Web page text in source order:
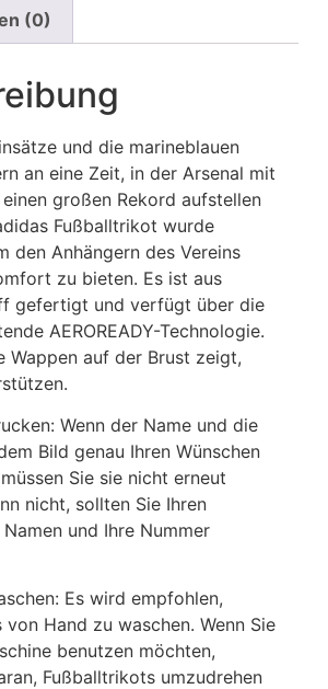
(0)
und die marineblauen
an eine Zeit, in der Arsenal mit
großen Rekord aufstellen
Fußballtrikot wurde
den Anhängern des Vereins
zu bieten. Es ist aus
gefertigt und verfügt über die
AEROREADY-Technologie.
Wappen auf der Brust zeigt,
Wenn der Name und die
Bild genau Ihren Wünschen
Sie sie nicht erneut
nicht, sollten Sie Ihren
und Ihre Nummer
Es wird empfohlen,
Hand zu waschen. Wenn Sie
benutzen möchten,
Fußballtrikots umzudrehen